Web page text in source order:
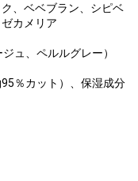
、ベベブラン、シピベ
カメリア
ュ、ペルルグレー）
％カット）、保湿成分